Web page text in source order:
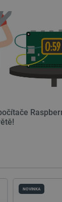
NOVINKA